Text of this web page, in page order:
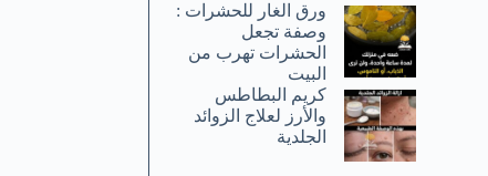
ورق الغار للحشرات :
وصفة تجعل
الحشرات تهرب من
البيت
كريم البطاطس
والأرز لعلاج الزوائد
الجلدية